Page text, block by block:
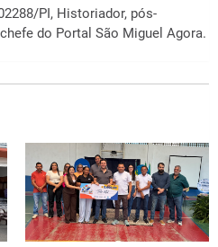
PI, Historiador, pós-
do Portal São Miguel Agora.